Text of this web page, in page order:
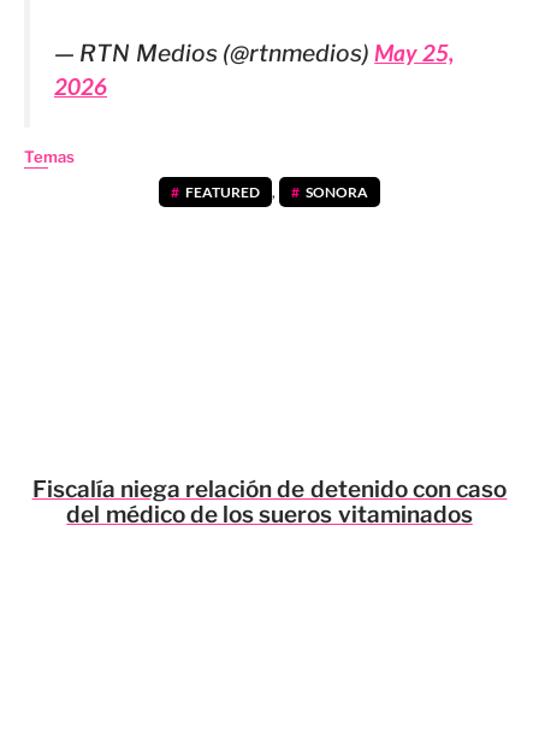
— RTN Medios (@rtnmedios)May 25,
2026
Temas
FEATURED , SONORA
Fiscalía niega relación de detenido con caso
del médico de los sueros vitaminados